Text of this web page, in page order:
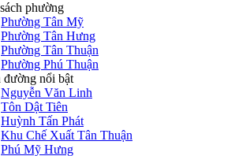
phường
Phường Tân Mỹ
Phường Tân Hưng
Phường Tân Thuận
Phường Phú Thuận
đường nổi bật
Nguyễn Văn Linh
Tôn Dật Tiên
Huỳnh Tấn Phát
Khu Chế Xuất Tân Thuận
Phú Mỹ Hưng